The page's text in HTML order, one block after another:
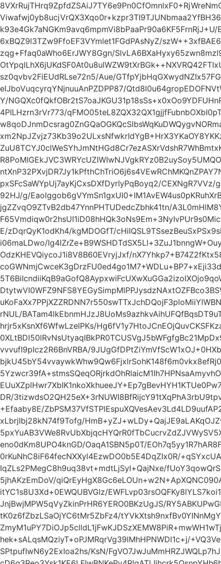
6xBQZ9l3TZw9FfoEF3VYmlet1FGdPAsNyZ/
zqg+Ffaq0aWho6ErJWY8Ggn/
sz0qvbv2FiEUdRLse72n5/Aue/
eIJboVuqcyrqYNjnuuAnPZDPP87/
Y/
4PILHzrn3rVr773/
pxSFcSaWYpUj7ayKjCxsDXfDyrIyPqBoyq2/
92HJ/g/
jgZZvqO9ZTvB2db47YnnPHTUDedcZbhk41tn/
E/zDqrQyK1odKh4/kgMDOGfT/
i06maLDwo/
OdzKHEVQiycoJ1i8V8B60EVryjJxf/
rNUL/
hrjr5xKsnXf6WfwLzelPKs/
vvvufI9pIcz2R6BnVRBA/
DR/
+Efaaby8E/
xLbrjIbj28kN74f9Tofg/
eno0dKm8UPO4knGD/OaqA1SBN5p0T/
0rKuNhC8iF64fecNXXyl4EzwDO0b5E4DqZIx0R/
IqZLs2PMegC8h9uq38vt+mdtLjSyl+QajNxe/
5jhAKzEmDoV/
itYC1s8U3Xd+0EWQUBVGlz/
JnjBwjMPW5qVyZkinPrHR6YERO0BKzUgJS/
tK0z6fZbzLSaOjYC6tMr5ZbFz4/
hek+sALqsMQziyT+oPJMRqrVg39lMhHPNWDl1c+j/
SPtpufIwN6y2ExIoa2hs/KsN/